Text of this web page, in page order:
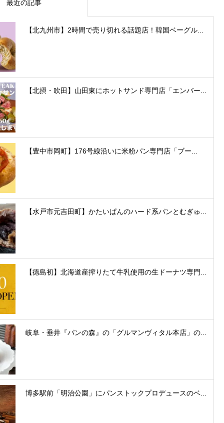
最近の記事
【北九州市】2時間で売り切れる話題店！韓国ベーグル...
【北摂・吹田】山田東にホットサンド専門店「エンバー...
【豊中市岡町】176号線沿いに米粉パン専門店「ブー...
【水戸市元吉田町】かたいぱんのハード系パンとむぎゅ...
【徳島初】北海道産搾りたて牛乳使用の生ドーナツ専門...
岐阜・垂井『パンの森』の「グルマンヴィタル本店」の...
博多駅前「明治公園」にパンストックプロデュースのベ...